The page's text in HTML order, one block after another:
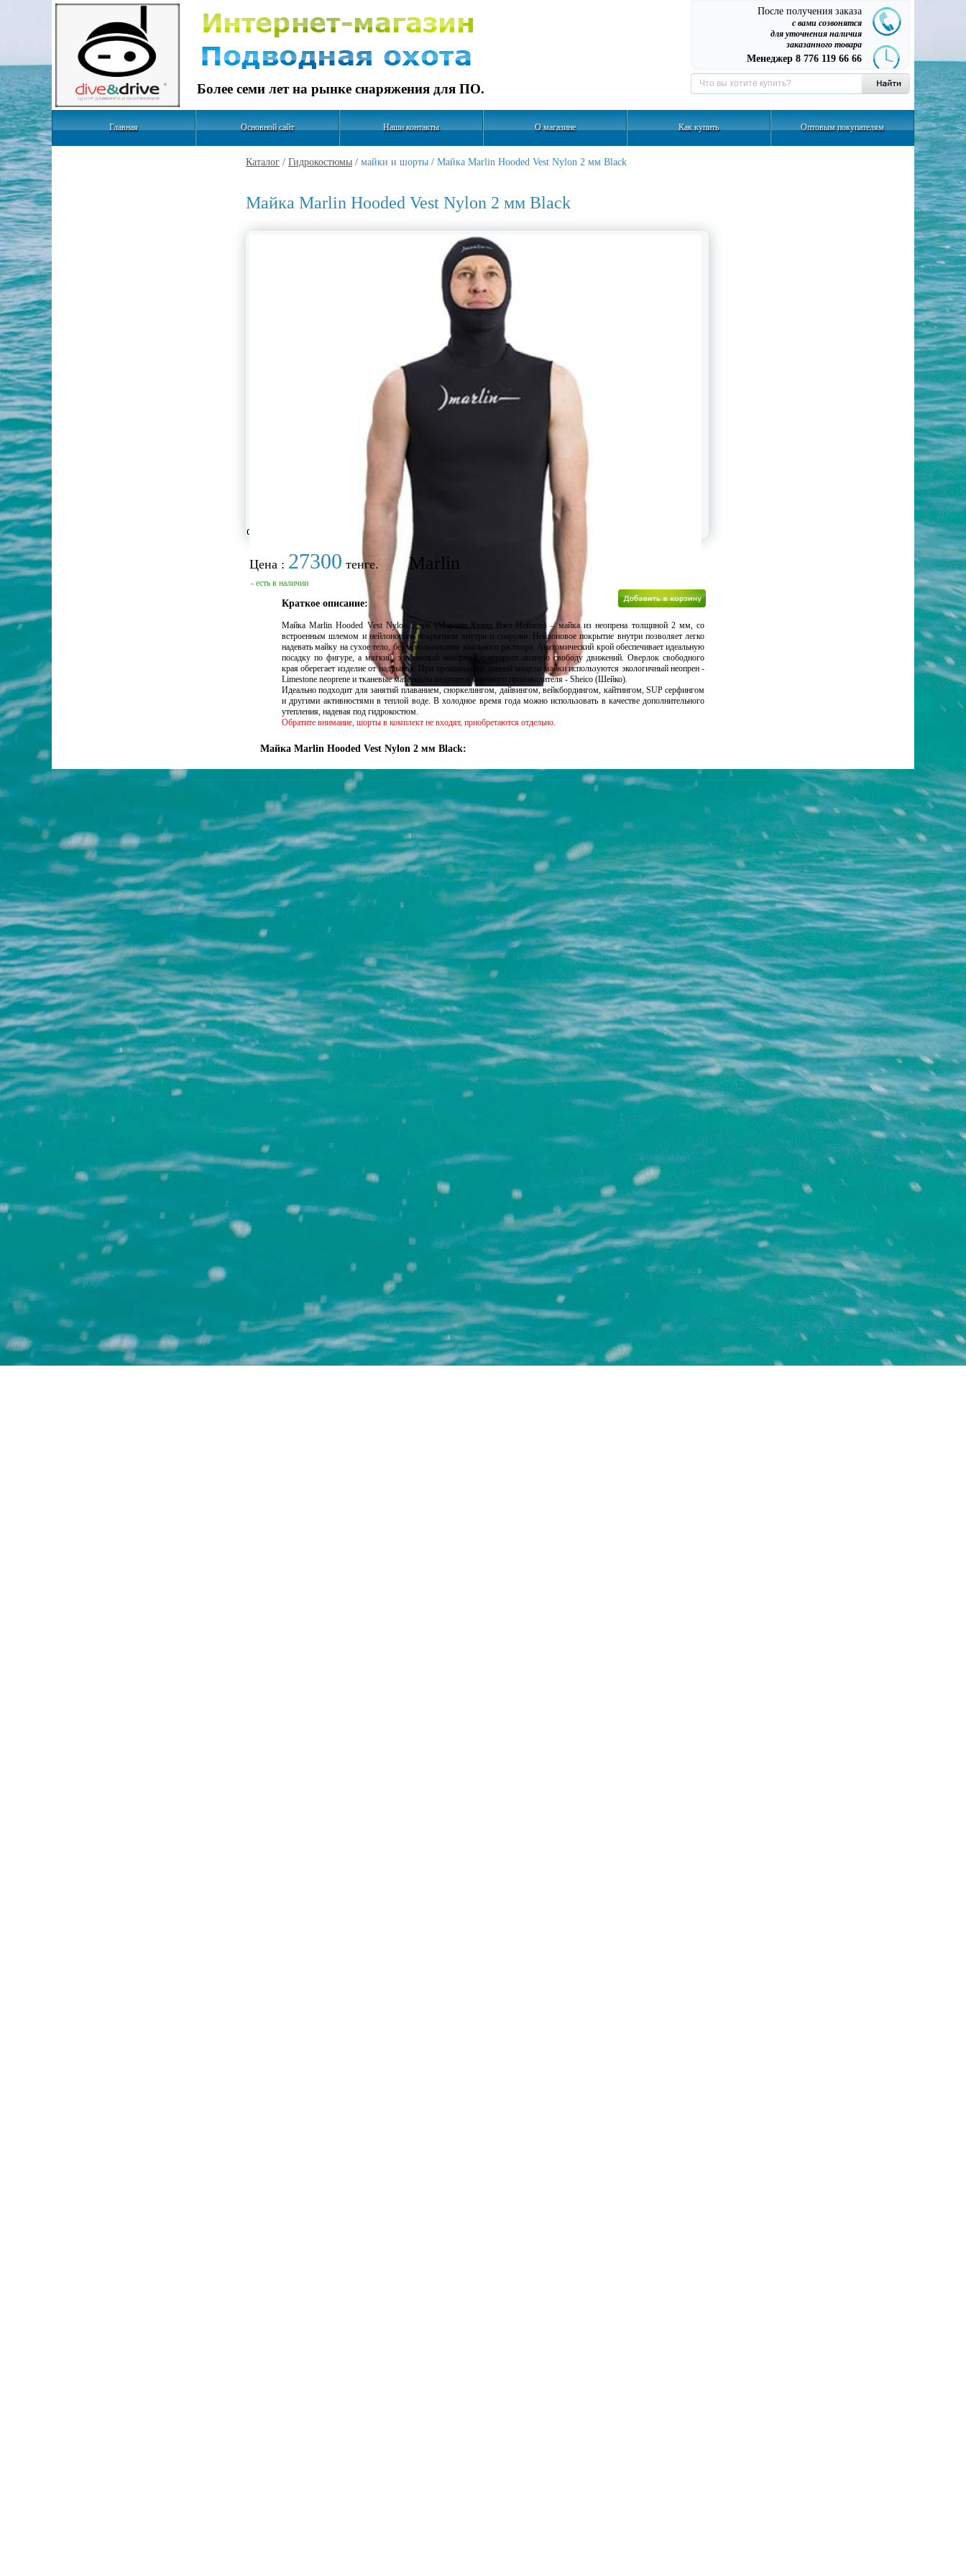
После получения заказа
с вами созвонятся
для уточнения наличия
заказанного товара
Менеджер 8 776 119 66 66
Более семи лет на рынке снаряжения для ПО.
Главная Основной сайт Наши контакты О магазине Как купить Оптовым покупателям
Каталог / Гидрокостюмы / майки и шорты / Майка Marlin Hooded Vest Nylon 2 мм Black
Майка Marlin Hooded Vest Nylon 2 мм Black
фотографии не загружены.
Краткое описание:
Майка Marlin Hooded Vest Nylon 2 мм (Марлин Худид Вэст Нейлон) – майка из неопрена толщиной 2 мм, со
встроенным шлемом и нейлоновым покрытием внутри и снаружи. Нейлоновое покрытие внутри позволяет легко
надевать майку на сухое тело, без использования мыльного раствора. Анатомический крой обеспечивает идеальную
посадку по фигуре, а мягкий, эластичный неопрен гарантирует полную свободу движений. Оверлок свободного
края оберегает изделие от надрывов. При производстве данной модели майки используются экологичный неопрен -
Limestone neoprene и тканевые материалы ведущего мирового производителя - Sheico (Шейко).
Идеально подходит для занятий плаванием, сноркелингом, дайвингом, вейкбордингом, кайтингом, SUP серфингом
и другими активностями в теплой воде. В холодное время года можно использовать в качестве дополнительного
утепления, надевая под гидрокостюм.
Обратите внимание, шорты в комплект не входят, приобретаются отдельно.
Цена : 27300 тенге. Marlin
- есть в наличии
Майка Marlin Hooded Vest Nylon 2 мм Black: